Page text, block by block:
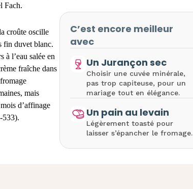
Fach.
croûte oscille
fin duvet blanc.
à l’eau salée en
fraîche dans
mais
d’affinage
533).
C’est encore meilleur
avec
Un Jurançon sec
Choisir une cuvée minérale,
pas trop capiteuse, pour un
mariage tout en élégance.
Un pain au levain
Légèrement toasté pour
laisser s’épancher le fromage.